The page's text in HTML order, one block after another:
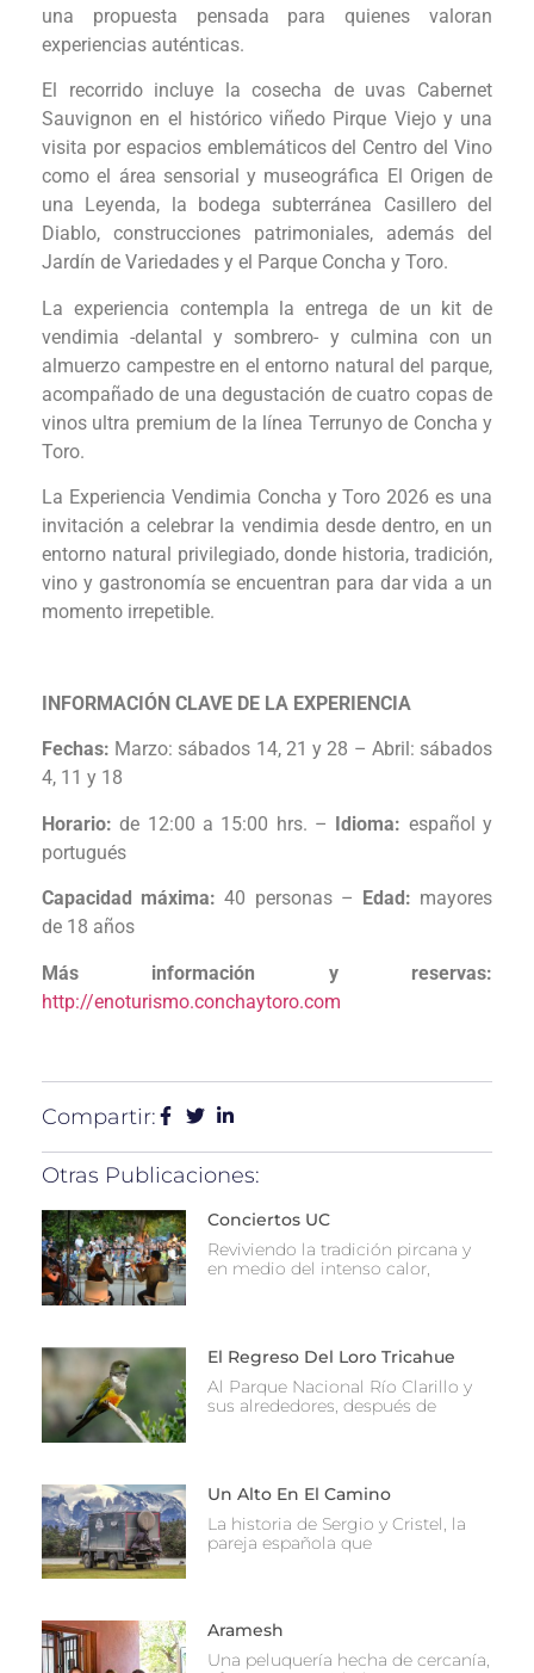
una propuesta pensada para quienes valoran
experiencias auténticas.
El recorrido incluye la cosecha de uvas Cabernet
Sauvignon en el histórico viñedo Pirque Viejo y una
visita por espacios emblemáticos del Centro del Vino
como el área sensorial y museográfica El Origen de
una Leyenda, la bodega subterránea Casillero del
Diablo, construcciones patrimoniales, además del
Jardín de Variedades y el Parque Concha y Toro.
La experiencia contempla la entrega de un kit de
vendimia -delantal y sombrero- y culmina con un
almuerzo campestre en el entorno natural del parque,
acompañado de una degustación de cuatro copas de
vinos ultra premium de la línea Terrunyo de Concha y
Toro.
La Experiencia Vendimia Concha y Toro 2026 es una
invitación a celebrar la vendimia desde dentro, en un
entorno natural privilegiado, donde historia, tradición,
vino y gastronomía se encuentran para dar vida a un
momento irrepetible.
INFORMACIÓN CLAVE DE LA EXPERIENCIA
Fechas: Marzo: sábados 14, 21 y 28 – Abril: sábados
4, 11 y 18
Horario:de 12:00 a 15:00 hrs. – Idioma: español y
portugués
Capacidad máxima: 40 personas – Edad: mayores
de 18 años
Más información y reservas:
http://enoturismo.conchaytoro.com
Compartir:
Otras Publicaciones:
Conciertos UC
Reviviendo la tradición pircana y
en medio del intenso calor,
El Regreso Del Loro Tricahue
Al Parque Nacional Río Clarillo y
sus alrededores, después de
Un Alto En El Camino
La historia de Sergio y Cristel, la
pareja española que
Aramesh
Una peluquería hecha de cercanía,